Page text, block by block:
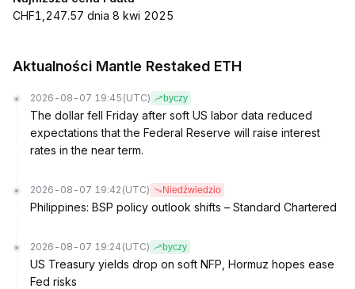
CHF1,247.57 dnia 8 kwi 2025
Aktualności Mantle Restaked ETH
2026-08-07 19:45 (UTC) byczy
The dollar fell Friday after soft US labor data reduced
expectations that the Federal Reserve will raise interest
rates in the near term.
2026-08-07 19:42 (UTC) Niedźwiedzio
Philippines: BSP policy outlook shifts – Standard Chartered
2026-08-07 19:24 (UTC) byczy
US Treasury yields drop on soft NFP, Hormuz hopes ease
Fed risks